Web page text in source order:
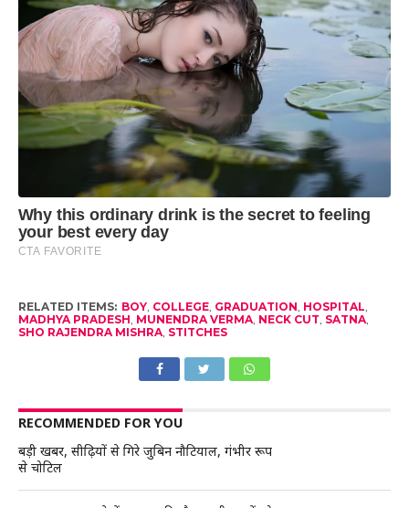
RELATED ITEMS: BOY, COLLEGE, GRADUATION HOSPITAL
MADHYA PRADESH MUNENDRA VERMA, NECK CUT SATNA,
SHO RAJENDRA MISHRA, STITCHES
RECOMMENDED FOR YOU
बड़ी खबर, सीढ़ियों से गिरे जुबिन नौटियाल, गंभीर रूप
से चोटिल